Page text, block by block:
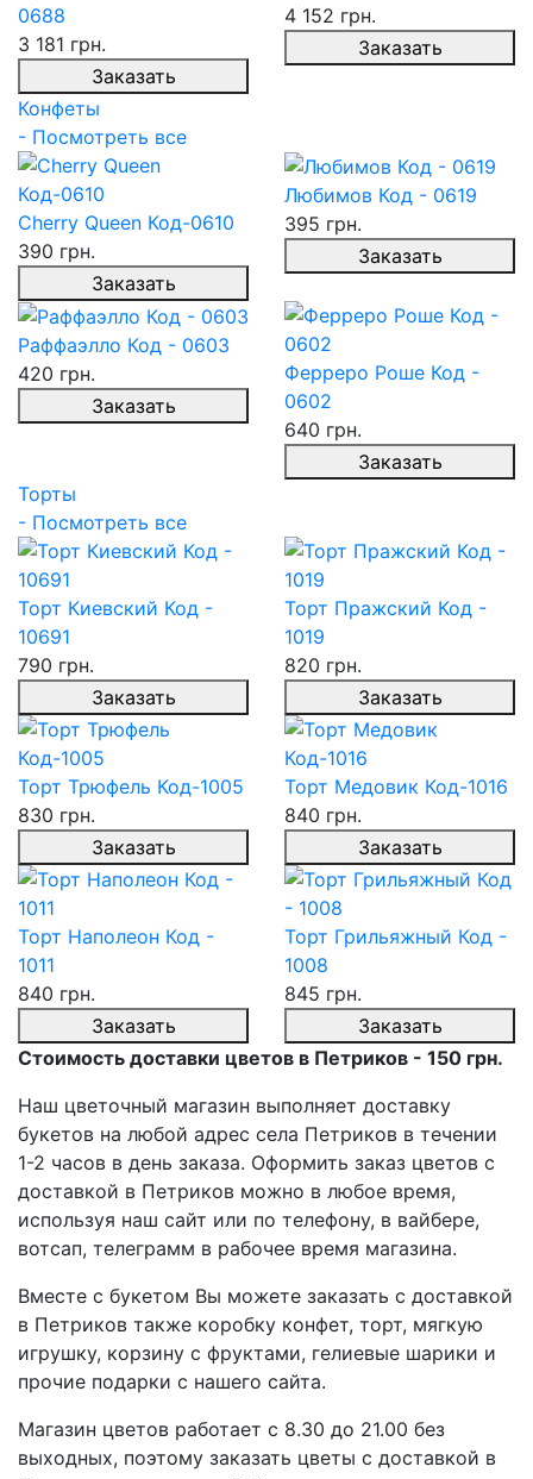
0688
3 181 грн.
Заказать
4 152 грн.
Заказать
Конфеты
- Посмотреть все
Cherry Queen Код-0610
390 грн.
Заказать
Любимов Код - 0619
395 грн.
Заказать
Раффаэлло Код - 0603
420 грн.
Заказать
Ферреро Роше Код -
0602
640 грн.
Заказать
Торты
- Посмотреть все
Торт Киевский Код -
10691
790 грн.
Заказать
Торт Пражский Код -
1019
820 грн.
Заказать
Торт Трюфель Код-1005
830 грн.
Заказать
Торт Медовик Код-1016
840 грн.
Заказать
Торт Наполеон Код -
1011
840 грн.
Заказать
Торт Грильяжный Код -
1008
845 грн.
Заказать
Стоимость доставки цветов в Петриков - 150 грн.
Наш цветочный магазин выполняет доставку
букетов на любой адрес села Петриков в течении
1-2 часов в день заказа. Оформить заказ цветов с
доставкой в Петриков можно в любое время,
используя наш сайт или по телефону, в вайбере,
вотсап, телеграмм в рабочее время магазина.
Вместе с букетом Вы можете заказать с доставкой
в Петриков также коробку конфет, торт, мягкую
игрушку, корзину с фруктами, гелиевые шарики и
прочие подарки с нашего сайта.
Магазин цветов работает с 8.30 до 21.00 без
выходных, поэтому заказать цветы с доставкой в